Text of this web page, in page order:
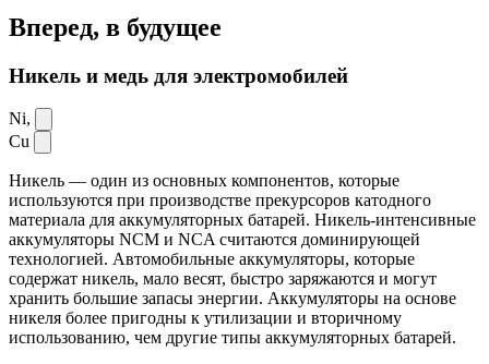
Вперед, в будущее
Никель и медь для электромобилей
Ni,
Cu
Никель — один из основных компонентов, которые
используются при производстве прекурсоров катодного
материала для аккумуляторных батарей. Никель-интенсивные
аккумуляторы NCM и NCA считаются доминирующей
технологией. Автомобильные аккумуляторы, которые
содержат никель, мало весят, быстро заряжаются и могут
хранить большие запасы энергии. Аккумуляторы на основе
никеля более пригодны к утилизации и вторичному
использованию, чем другие типы аккумуляторных батарей.